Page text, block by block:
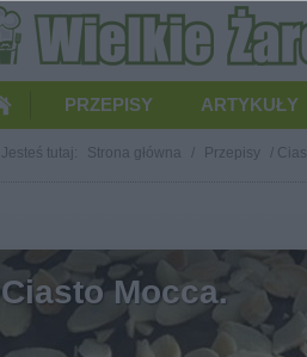
PRZEPISY ARTYKUŁY
Jesteś tutaj: Strona główna / Przepisy /
Ciasto Mocca.